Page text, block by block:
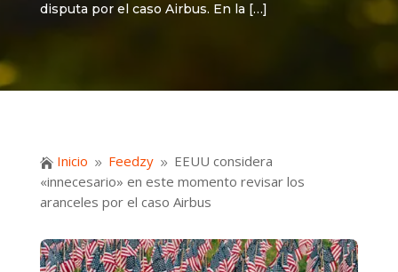
disputa por el caso Airbus. En la […]
 Inicio 9 Feedzy 9 EEUU considera
«innecesario» en este momento revisar los
aranceles por el caso Airbus